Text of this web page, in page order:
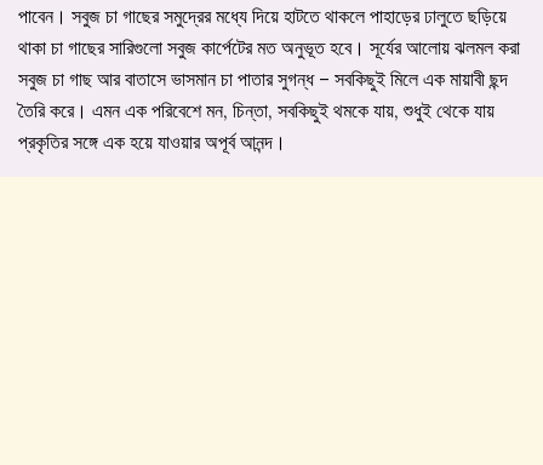
পাবেন। সবুজ চা গাছের সমুদ্রের মধ্যে দিয়ে হাটতে থাকলে পাহাড়ের ঢালুতে ছড়িয়ে
থাকা চা গাছের সারিগুলো সবুজ কার্পেটের মত অনুভূত হবে। সূর্যের আলোয় ঝলমল করা
সবুজ চা গাছ আর বাতাসে ভাসমান চা পাতার সুগন্ধ – সবকিছুই মিলে এক মায়াবী ছন্দ
তৈরি করে। এমন এক পরিবেশে মন, চিন্তা, সবকিছুই থমকে যায়, শুধুই থেকে যায়
প্রকৃতির সঙ্গে এক হয়ে যাওয়ার অপূর্ব আনন্দ।